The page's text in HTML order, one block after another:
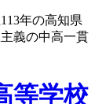
年の高知県
義の中高一貫